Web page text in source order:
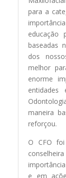
para a
educação
baseadas
dos
melhor
enorme
maneira
reforçou.
O CFO foi
e em